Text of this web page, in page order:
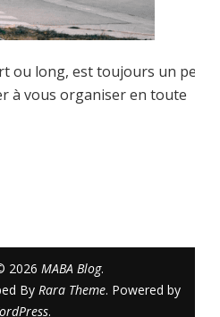
ou long, est toujours un peu
à vous organiser en toute
2026 MABA Blog.
By Rara Theme. Powered by
.